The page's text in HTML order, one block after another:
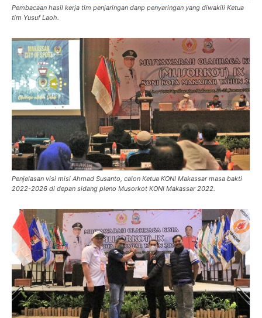
Pembacaan hasil kerja tim penjaringan danp penyaringan yang diwakili Ketua
tim Yusuf Laoh.
Penjelasan visi misi Ahmad Susanto, calon Ketua KONI Makassar masa bakti
2022-2026 di depan sidang pleno Musorkot KONI Makassar 2022.